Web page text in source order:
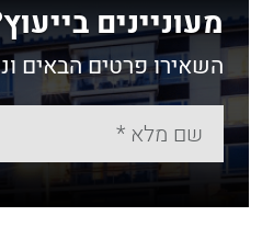
מעוניינים
השאירו פרטים הבאים